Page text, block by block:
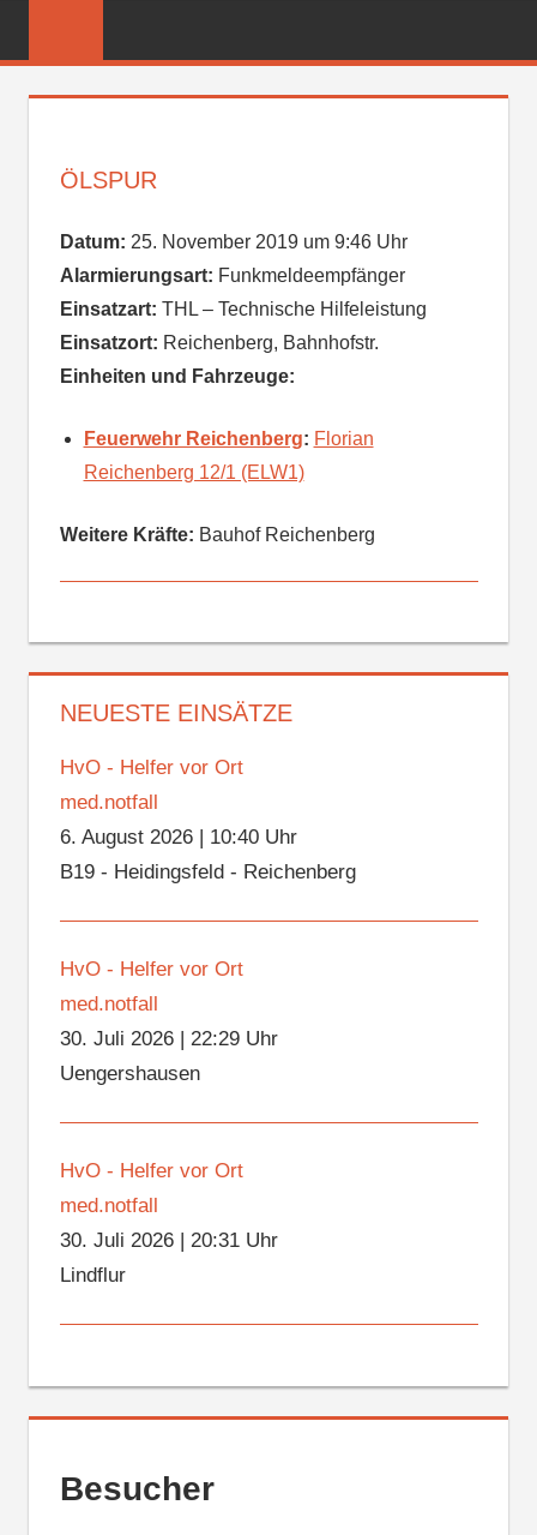
FEUERWEHR
ÖLSPUR
Datum: 25. November 2019 um 9:46 Uhr
Alarmierungsart: Funkmeldeempfänger
Einsatzart: THL – Technische Hilfeleistung
Einsatzort: Reichenberg, Bahnhofstr.
Einheiten und Fahrzeuge:
Feuerwehr Reichenberg: Florian
Reichenberg 12/1 (ELW1)
Weitere Kräfte: Bauhof Reichenberg
NEUESTE EINSÄTZE
HvO - Helfer vor Ort
med.notfall
6. August 2026| 10:40 Uhr
B19 - Heidingsfeld - Reichenberg
HvO - Helfer vor Ort
med.notfall
30. Juli 2026| 22:29 Uhr
Uengershausen
HvO - Helfer vor Ort
med.notfall
30. Juli 2026| 20:31 Uhr
Lindflur
Besucher